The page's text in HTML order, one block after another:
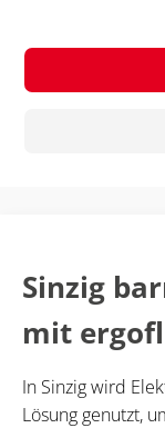
Sinzig
mit
In Sinzig wird
Lösung genutzt,